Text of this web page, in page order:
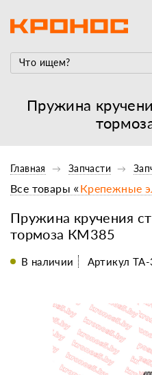
Пружина
Главная Запчасти
Пружина кручения
тормоза КМ385
Все товары «Крепежные
В наличии Артикул